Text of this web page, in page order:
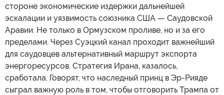
стороне экономические издержки дальнейшей
эскалации и уязвимость союзника США — Саудовской
Аравии. Не только в Ормузском проливе, но и за его
пределами. Через Суэцкий канал проходит важнейший
для саудовцев альтернативный маршрут экспорта
энергоресурсов. Стратегия Ирана, казалось,
сработала. Говорят, что наследный принц в Эр-Рияде
сыграл важную роль в том, чтобы отговорить Трампа от